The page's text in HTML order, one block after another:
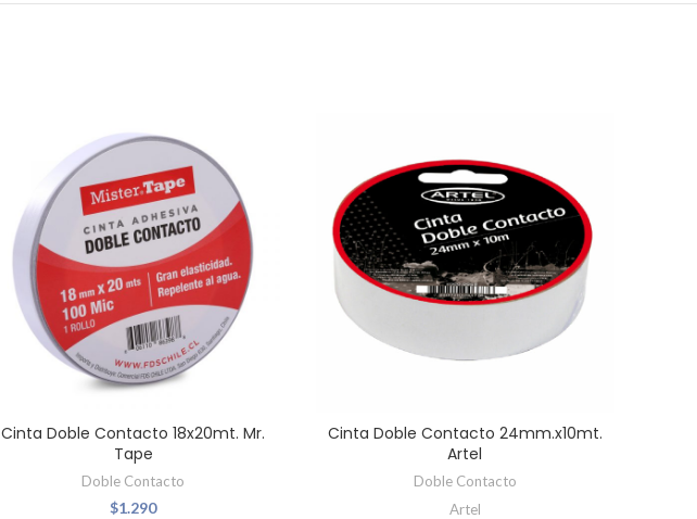
Cinta Doble Contacto 18x20mt. Mr.
Tape
Doble Contacto
$1.290
Cinta Doble Contacto 24mm.x10mt.
Artel
Doble Contacto
Artel